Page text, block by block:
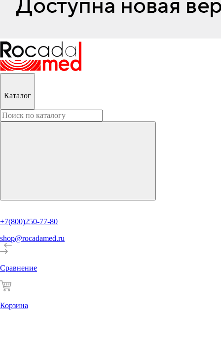
Каталог
+7(800)250-77-80
shop@rocadamed.ru
Сравнение
Корзина